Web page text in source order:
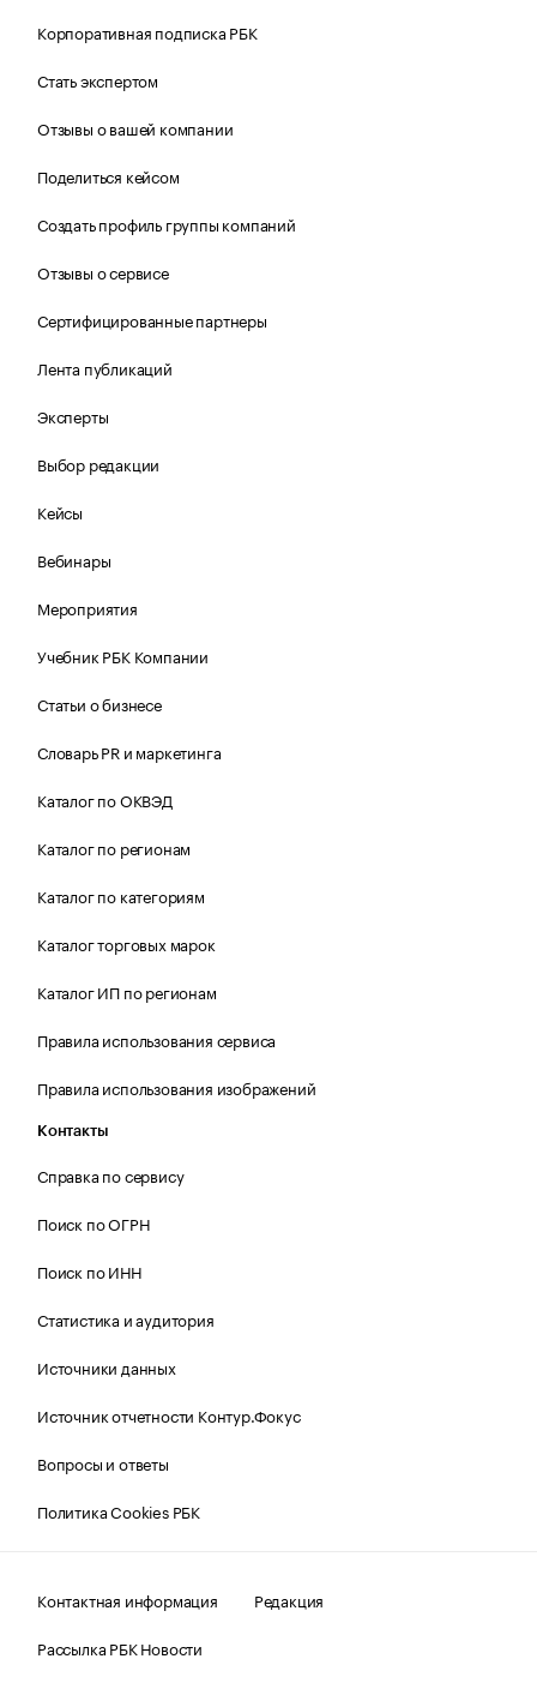
Корпоративная подписка РБК
Стать экспертом
Отзывы о вашей компании
Поделиться кейсом
Создать профиль группы компаний
Отзывы о сервисе
Сертифицированные партнеры
Лента публикаций
Эксперты
Выбор редакции
Кейсы
Вебинары
Мероприятия
Учебник РБК Компании
Статьи о бизнесе
Словарь PR и маркетинга
Каталог по ОКВЭД
Каталог по регионам
Каталог по категориям
Каталог торговых марок
Каталог ИП по регионам
Правила использования сервиса
Правила использования изображений
Контакты
Справка по сервису
Поиск по ОГРН
Поиск по ИНН
Статистика и аудитория
Источники данных
Источник отчетности Контур.Фокус
Вопросы и ответы
Политика Cookies РБК
Контактная информация
Редакция
Рассылка РБК Новости